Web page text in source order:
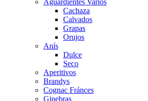
Aguardientes Varios
Cachaza
Calvados
Grapas
Orujos
Anís
Dulce
Seco
Aperitivos
Brandys
Cognac Fránces
Ginebras